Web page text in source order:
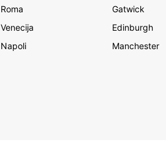
Roma
Venecija
Napoli
Gatwick
Edinburgh
Manchester